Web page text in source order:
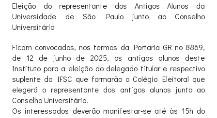
Eleição do representante dos Antigos Alunos da
Universidade de São Paulo junto ao Conselho
Universitário
Ficam convocados, nos termos da Portaria GR no 8869,
de 12 de junho de 2025, os antigos alunos deste
Instituto para a eleição do delegado titular e respectivo
suplente do IFSC que formarão o Colégio Eleitoral que
elegerá o representante dos antigos alunos junto ao
Conselho Universitário.
Os interessados deverão manifestar-se até às 15h do